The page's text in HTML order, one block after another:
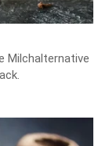
Milchalternative